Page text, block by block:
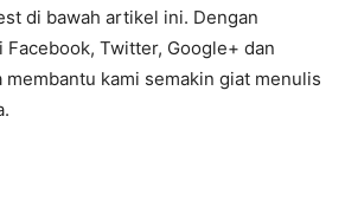
di bawah artikel ini. Dengan
Facebook, Twitter, Google+ dan
membantu kami semakin giat menulis